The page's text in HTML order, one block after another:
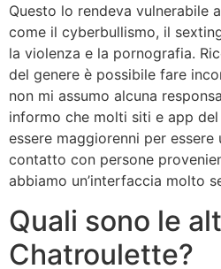
Questo lo rendeva vulnerabile
come il cyberbullismo, il
la violenza e la pornografia.
del genere è possibile fare
non mi assumo alcuna
informo che molti siti e app
essere maggiorenni per
contatto con persone
abbiamo un’interfaccia molto
Quali sono le
Chatroulette?